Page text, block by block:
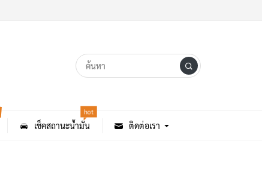
เช็คสถานะน้ำมัน
hot
ติดต่อเรา